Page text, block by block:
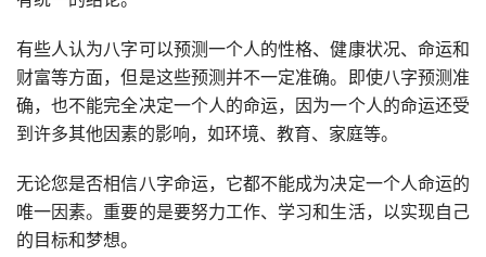
有些人认为八字可以预测一个人的性格、健康状况、命运和
财富等方面，但是这些预测并不一定准确。即使八字预测准
确，也不能完全决定一个人的命运，因为一个人的命运还受
到许多其他因素的影响，如环境、教育、家庭等。
无论您是否相信八字命运，它都不能成为决定一个人命运的
唯一因素。重要的是要努力工作、学习和生活，以实现自己
的目标和梦想。